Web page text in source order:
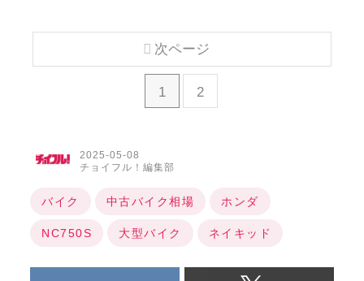
1 2
次ページ
2025-05-08
チョイフル！編集部
バイク 中古バイク相場 ホンダ
NC750S 大型バイク ネイキッド